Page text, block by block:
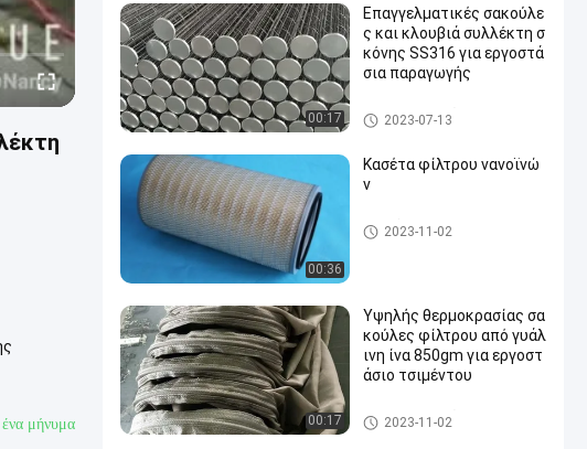
μήνυμα
00:17
Επαγγελματικές σακούλε
ς και κλουβιά συλλέκτη σ
κόνης SS316 για εργοστά
σια παραγωγής
Κλουβί τσαντών φίλτρων
2023-07-13
00:36
Κασέτα φίλτρου νανοϊνώ
ν
Σακούλες φίλτρου συλλογής
σκόνης
2023-11-02
00:17
Υψηλής θερμοκρασίας σα
κούλες φίλτρου από γυάλ
ινη ίνα 850gm για εργοστ
άσιο τσιμέντου
Κλουβί τσαντών φίλτρων
2023-11-02